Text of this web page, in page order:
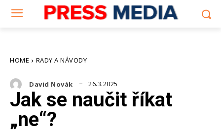
HOME RADY A NÁVODY
David Novák 26.3.2025
Jak se naučit říkat
„ne“?